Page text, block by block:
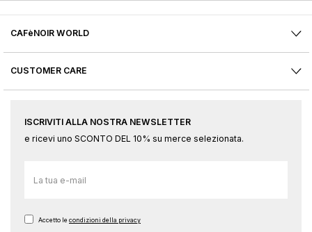
CAFèNOIR WORLD
CUSTOMER CARE
ISCRIVITI ALLA NOSTRA NEWSLETTER
e ricevi uno SCONTO DEL 10% su merce selezionata.
alla
Newsletter:
Accetto le condizioni della privacy